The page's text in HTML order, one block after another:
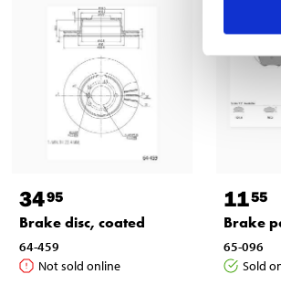
3495
Brake disc, coated
64-459
Not sold online
1155
Brake
65-096
Sold